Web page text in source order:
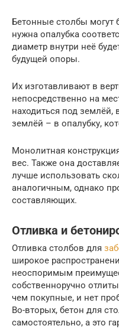
Бетонные столбы могут
нужна опалубка
диаметр внутри неё
будущей опоры.
Их изготавливают в
непосредственно на
находиться под землёй,
землёй – в опалубку,
Монолитная
вес. Также она
лучше использовать
аналогичным, однако
составляющих.
Отливка и
Отливка столбов для
широкое
неоспоримым
собственноручно
чем покупные, и нет
Во-вторых, бетон для
самостоятельно, а это